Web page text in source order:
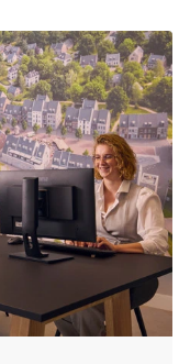
la luge et bien plus